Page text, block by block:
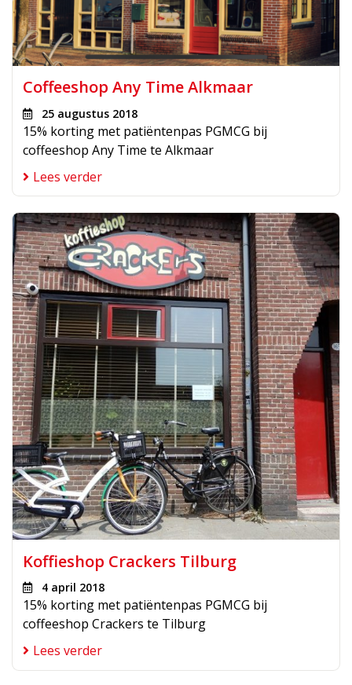
Coffeeshop Any Time Alkmaar
25 augustus 2018
15% korting met patiëntenpas PGMCG bij
coffeeshop Any Time te Alkmaar
Lees verder
Koffieshop Crackers Tilburg
4 april 2018
15% korting met patiëntenpas PGMCG bij
coffeeshop Crackers te Tilburg
Lees verder